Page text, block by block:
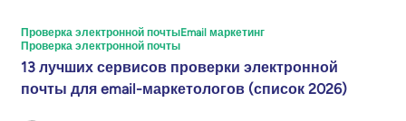
Проверка электронной почтыEmail маркетинг
Проверка электронной почты
13 лучших сервисов проверки электронной
почты для email-маркетологов (список 2026)